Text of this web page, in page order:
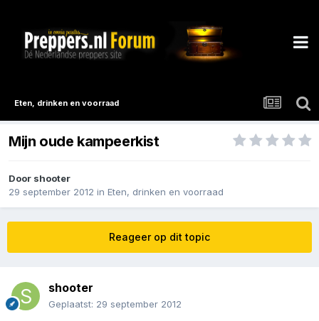
Eten, drinken en voorraad
Mijn oude kampeerkist
Door shooter
29 september 2012 in Eten, drinken en voorraad
Reageer op dit topic
shooter
Geplaatst: 29 september 2012